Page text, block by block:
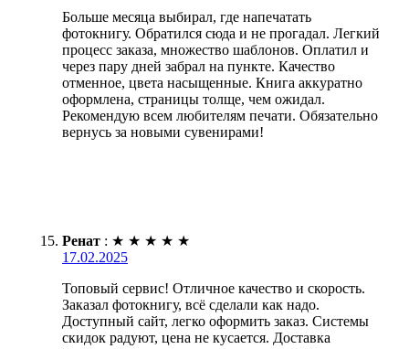
Больше месяца выбирал, где напечатать
фотокнигу. Обратился сюда и не прогадал. Легкий
процесс заказа, множество шаблонов. Оплатил и
через пару дней забрал на пункте. Качество
отменное, цвета насыщенные. Книга аккуратно
оформлена, страницы толще, чем ожидал.
Рекомендую всем любителям печати. Обязательно
вернусь за новыми сувенирами!
Ренат : ★ ★ ★ ★ ★
17.02.2025
Топовый сервис! Отличное качество и скорость.
Заказал фотокнигу, всё сделали как надо.
Доступный сайт, легко оформить заказ. Системы
скидок радуют, цена не кусается. Доставка